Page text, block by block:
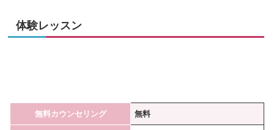
体験レッスン
無料カウンセリング 無料